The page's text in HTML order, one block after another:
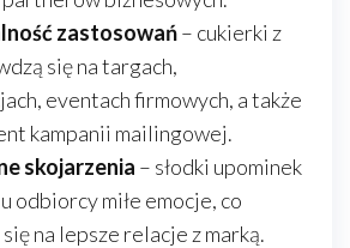
zastosowań– cukierki z
się na targach,
eventach firmowych, a także
kampanii mailingowej.
skojarzenia – słodki upominek
odbiorcy miłe emocje, co
się na lepsze relacje z marką.